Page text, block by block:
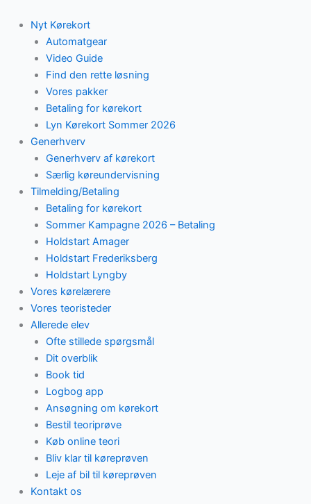
content
Nyt Kørekort
Automatgear
Video Guide
Find den rette løsning
Vores pakker
Betaling for kørekort
Lyn Kørekort Sommer 2026
Generhverv
Generhverv af kørekort
Særlig køreundervisning
Tilmelding/Betaling
Betaling for kørekort
Sommer Kampagne 2026 – Betaling
Holdstart Amager
Holdstart Frederiksberg
Holdstart Lyngby
Vores kørelærere
Vores teoristeder
Allerede elev
Ofte stillede spørgsmål
Dit overblik
Book tid
Logbog app
Ansøgning om kørekort
Bestil teoriprøve
Køb online teori
Bliv klar til køreprøven
Leje af bil til køreprøven
Kontakt os